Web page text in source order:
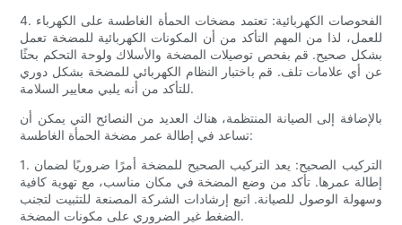
4. الفحوصات الكهربائية: تعتمد مضخات الحمأة الغاطسة على الكهرباء
للعمل، لذا من المهم التأكد من أن المكونات الكهربائية للمضخة تعمل
بشكل صحيح. قم بفحص توصيلات المضخة والأسلاك ولوحة التحكم بحثًا
عن أي علامات تلف. قم باختبار النظام الكهربائي للمضخة بشكل دوري
للتأكد من أنه يلبي معايير السلامة.
بالإضافة إلى الصيانة المنتظمة، هناك العديد من النصائح التي يمكن أن
تساعد في إطالة عمر مضخة الحمأة الغاطسة:
1. التركيب الصحيح: يعد التركيب الصحيح للمضخة أمرًا ضروريًا لضمان
إطالة عمرها. تأكد من وضع المضخة في مكان مناسب، مع تهوية كافية
وسهولة الوصول للصيانة. اتبع إرشادات الشركة المصنعة للتثبيت لتجنب
الضغط غير الضروري على مكونات المضخة.